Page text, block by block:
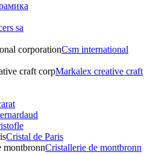
sa
Csm international
Markalex creative craft
Cristal de Paris
Cristallerie de montbronn